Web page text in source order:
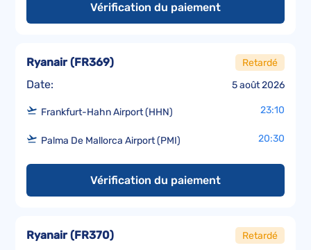
Vérification du paiement
Date: 5 août 2026
Ryanair(FR369) Retardé
Frankfurt-Hahn Airport (HHN) 23:10
Palma De Mallorca Airport (PMI) 20:30
Vérification du paiement
Ryanair(FR370) Retardé